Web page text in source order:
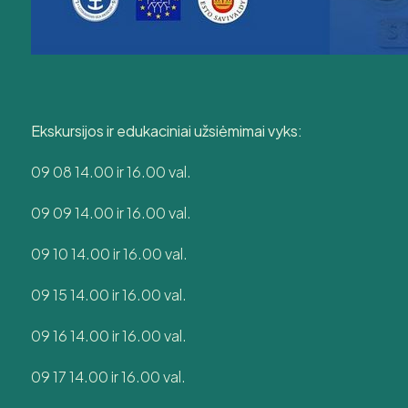
Ekskursijos ir edukaciniai užsiėmimai vyks:
09 08 14.00 ir 16.00 val.
09 09 14.00 ir 16.00 val.
09 10 14.00 ir 16.00 val.
09 15 14.00 ir 16.00 val.
09 16 14.00 ir 16.00 val.
09 17 14.00 ir 16.00 val.